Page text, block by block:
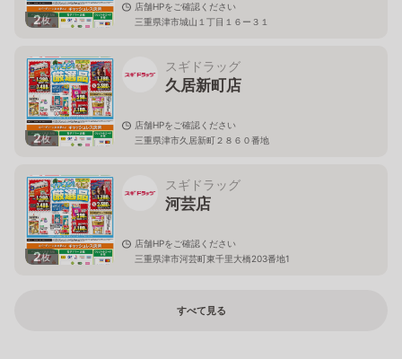
2枚
店舗HPをご確認ください
三重県津市城山１丁目１６ー３１
2枚
スギドラッグ
久居新町店
店舗HPをご確認ください
三重県津市久居新町２８６０番地
2枚
スギドラッグ
河芸店
店舗HPをご確認ください
三重県津市河芸町東千里大橋203番地1
すべて見る